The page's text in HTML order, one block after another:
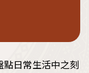
日常生活中之刻